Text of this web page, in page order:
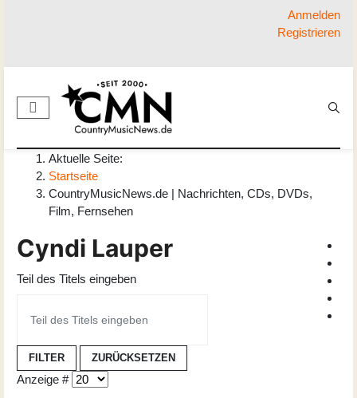
Anmelden
Registrieren
Aktuelle Seite:
Startseite
CountryMusicNews.de | Nachrichten, CDs, DVDs,
Film, Fernsehen
Cyndi Lauper
Teil des Titels eingeben
FILTER ZURÜCKSETZEN
Anzeige #